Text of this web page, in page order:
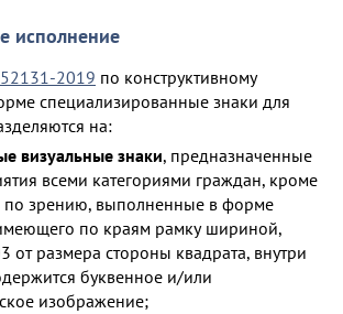
исполнение
2019 по конструктивному
специализированные знаки для
на:
визуальные знаки, предназначенные
всеми категориями граждан, кроме
по зрению, выполненные в форме
по краям рамку шириной,
от размера стороны квадрата, внутри
буквенное и/или
изображение;